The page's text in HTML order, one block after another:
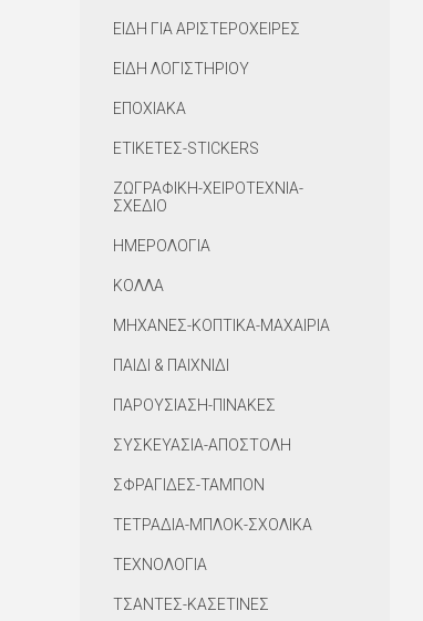
ΕΙΔΗ ΓΙΑ ΑΡΙΣΤΕΡΟΧΕΙΡΕΣ
ΕΙΔΗ ΛΟΓΙΣΤΗΡΙΟΥ
ΕΠΟΧΙΑΚΑ
ΕΤΙΚΕΤΕΣ-STICKERS
ΖΩΓΡΑΦΙΚΗ-ΧΕΙΡΟΤΕΧΝΙΑ-
ΣΧΕΔΙΟ
ΗΜΕΡΟΛΟΓΙΑ
ΚΟΛΛΑ
ΜΗΧΑΝΕΣ-ΚΟΠΤΙΚΑ-ΜΑΧΑΙΡΙΑ
ΠΑΙΔΙ & ΠΑΙΧΝΙΔΙ
ΠΑΡΟΥΣΙΑΣΗ-ΠΙΝΑΚΕΣ
ΣΥΣΚΕΥΑΣΙΑ-ΑΠΟΣΤΟΛΗ
ΣΦΡΑΓΙΔΕΣ-ΤΑΜΠΟΝ
ΤΕΤΡΑΔΙΑ-ΜΠΛΟΚ-ΣΧΟΛΙΚΑ
ΤΕΧΝΟΛΟΓΙΑ
ΤΣΑΝΤΕΣ-ΚΑΣΕΤΙΝΕΣ